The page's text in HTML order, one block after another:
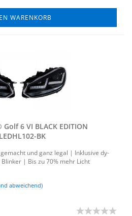
WARENKORB
6 VI BLACK EDI­TI­ON
​​BK
und ganz legal | In­klu­si­ve dy­
| Bis zu 70% mehr Licht
abweichend)